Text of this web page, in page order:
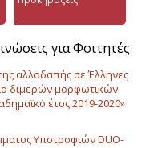
για Φοιτητές
αλλοδαπής σε Έλληνες
διμερών μορφωτικών
έτος 2019-2020»
Υποτροφιών DUO-